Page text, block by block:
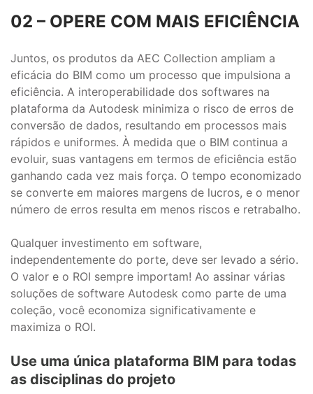
02 – OPERE COM MAIS EFICIÊNCIA
Juntos, os produtos da AEC Collection ampliam a
eficácia do BIM como um processo que impulsiona a
eficiência. A interoperabilidade dos softwares na
plataforma da Autodesk minimiza o risco de erros de
conversão de dados, resultando em processos mais
rápidos e uniformes. À medida que o BIM continua a
evoluir, suas vantagens em termos de eficiência estão
ganhando cada vez mais força. O tempo economizado
se converte em maiores margens de lucros, e o menor
número de erros resulta em menos riscos e retrabalho.
Qualquer investimento em software,
independentemente do porte, deve ser levado a sério.
O valor e o ROI sempre importam! Ao assinar várias
soluções de software Autodesk como parte de uma
coleção, você economiza significativamente e
maximiza o ROI.
Use uma única plataforma BIM para todas
as disciplinas do projeto